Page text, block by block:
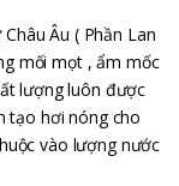
Âu ( Phần Lan
mối mọt , ẩm mốc
lượng luôn được
tạo hơi nóng cho
vào lượng nước